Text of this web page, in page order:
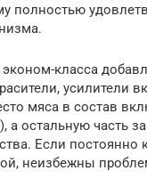
полностью
класса
усилители
мяса в состав
а остальную часть
Если постоянно
неизбежны